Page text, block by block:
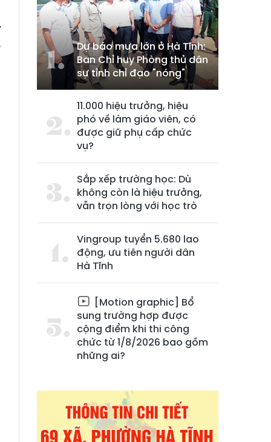
Dự báo mưa lớn ở Hà Tĩnh:
Ban Chỉ huy Phòng thủ dân
sự tỉnh chỉ đạo "nóng"
11.000 hiệu trưởng, hiệu
phó về làm giáo viên, có
được giữ phụ cấp chức
vụ?
Sắp xếp trường học: Dù
không còn là hiệu trưởng,
vẫn trọn lòng với học trò
Vingroup tuyển 5.680 lao
động, ưu tiên người dân
Hà Tĩnh
[Motion graphic] Bổ
sung trường hợp được
cộng điểm khi thi công
chức từ 1/8/2026 bao gồm
những ai?